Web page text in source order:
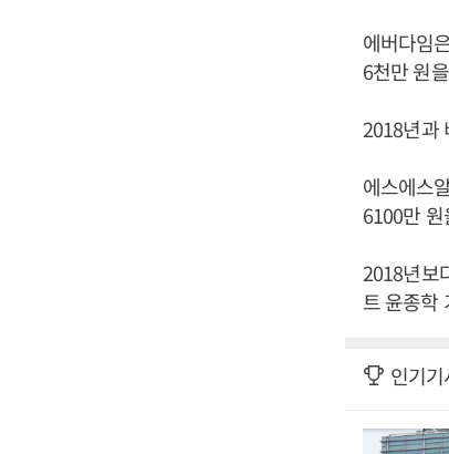
에버다임
6천만 원
2018년과
에스에스
6100만
2018년보
트 윤종학
인기기